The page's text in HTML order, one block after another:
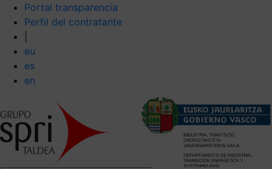
Portal transparencia
Perfil del contratante
eu
es
en